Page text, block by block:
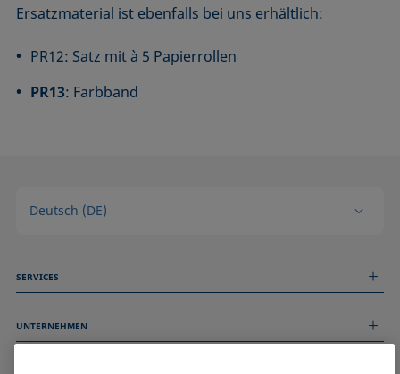
Ersatzmaterial ist ebenfalls bei uns erhältlich:
PR12: Satz mit à 5 Papierrollen
PR13: Farbband
Deutsch (DE)
SERVICES
Technischer Service
UNTERNEHMEN